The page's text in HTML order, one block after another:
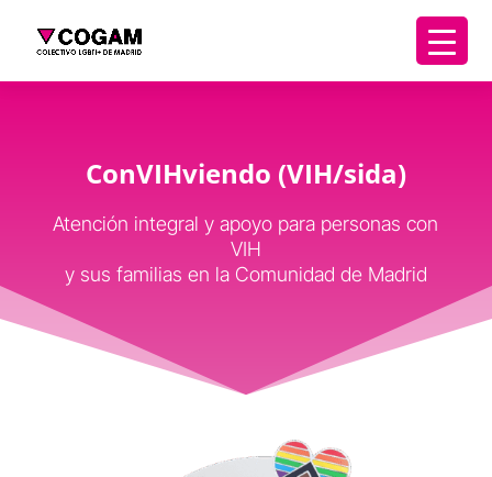
ConVIHviendo (VIH/sida)
Atención integral y apoyo para personas con
VIH
y sus familias en la Comunidad de Madrid